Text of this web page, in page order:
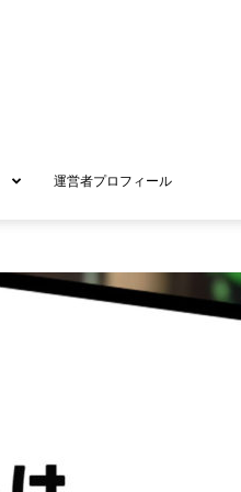
運営者プロフィール